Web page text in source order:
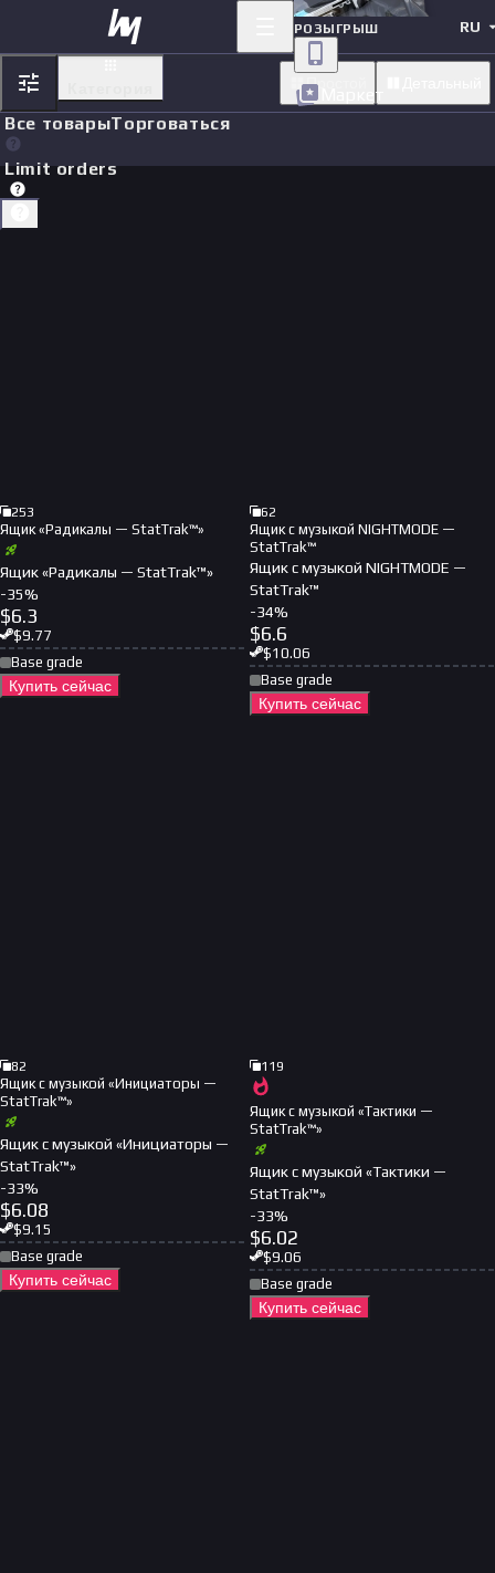
РОЗЫГРЫШ
Маркет
RU
Простой
Все товарыТорговаться
Limit orders
253
Ящик «Радикалы — StatTrak™»
Ящик «Радикалы — StatTrak™»
-35%
$6.3
$9.77
Base grade
Купить сейчас
62
Ящик с музыкой NIGHTMODE —
StatTrak™
Ящик с музыкой NIGHTMODE —
StatTrak™
-34%
$6.6
$10.06
Base grade
Купить сейчас
82
Ящик с музыкой «Инициаторы —
StatTrak™»
Ящик с музыкой «Инициаторы —
StatTrak™»
-33%
$6.08
$9.15
Base grade
Купить сейчас
119
Ящик с музыкой «Тактики —
StatTrak™»
Ящик с музыкой «Тактики —
StatTrak™»
-33%
$6.02
$9.06
Base grade
Купить сейчас